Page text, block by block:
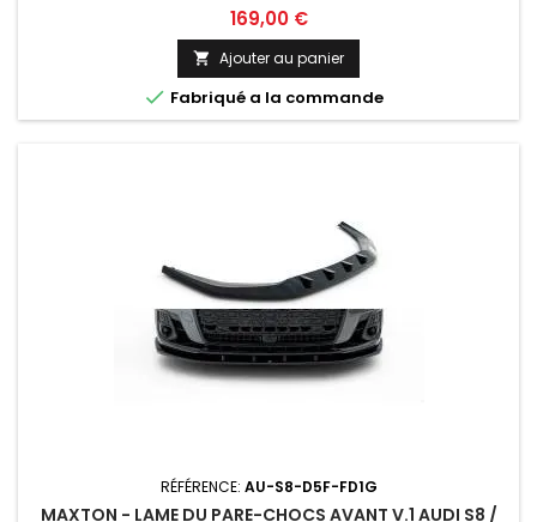
Prix
169,00 €
 Ajouter au panier
 Fabriqué a la commande
RÉFÉRENCE: AU-S8-D5F-FD1G
MAXTON - LAME DU PARE-CHOCS AVANT V.1 AUDI S8 /